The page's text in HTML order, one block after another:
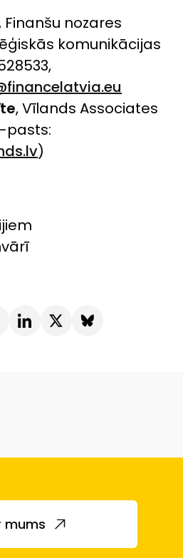
Finanšu nozares
komunikācijas
,Vīlands Associates
pasts:
)
mums